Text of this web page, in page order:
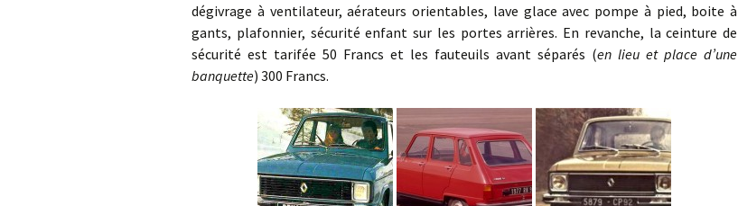
dégivrage à ventilateur, aérateurs orientables, lave glace avec pompe à pied, boite à
gants, plafonnier, sécurité enfant sur les portes arrières. En revanche, la ceinture de
sécurité est tarifée 50 Francs et les fauteuils avant séparés (en lieu et place d’une
banquette) 300 Francs.